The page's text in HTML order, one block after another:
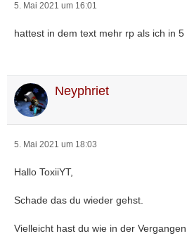
5. Mai 2021 um 16:01
hattest in dem text mehr rp als ich in
Neyphriet
5. Mai 2021 um 18:03
Hallo ToxiiYT,
Schade das du wieder gehst.
Vielleicht hast du wie in der